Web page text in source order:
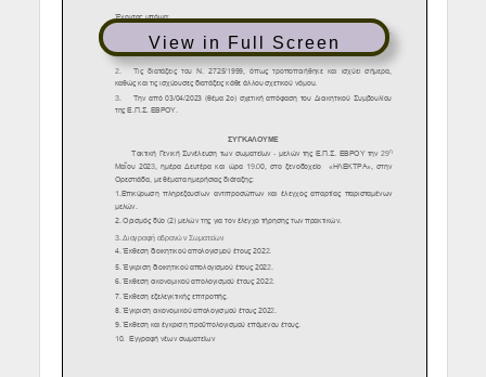
View in Full Screen